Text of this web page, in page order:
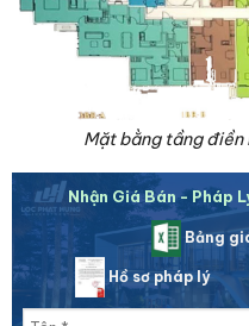
Mặt bằng tầng điền
Nhận Giá Bán - Pháp
Bảng
Hồ sơ pháp lý